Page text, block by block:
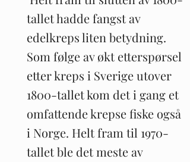
tallet hadde fangst av
edelkreps liten betydning.
Som følge av økt etterspørsel
etter kreps i Sverige utover
1800-tallet kom det i gang et
omfattende krepse fiske også
i Norge. Helt fram til 1970-
tallet ble det meste av